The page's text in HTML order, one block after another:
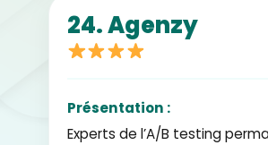
24. Agenzy
Présentation :
Experts de l’A/B testing